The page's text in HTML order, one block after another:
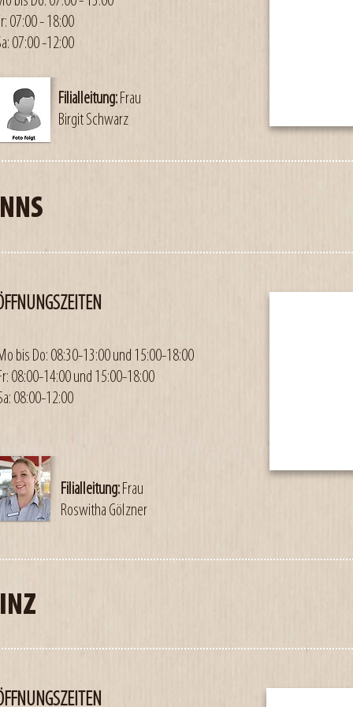
07:00 - 18:00
07:00 -12:00
Filialleitung:Frau
Birgit Schwarz
bis Do: 08:30-13:00 und 15:00-18:00
08:00-14:00 und 15:00-18:00
08:00-12:00
Filialleitung:Frau
Roswitha Gölzner